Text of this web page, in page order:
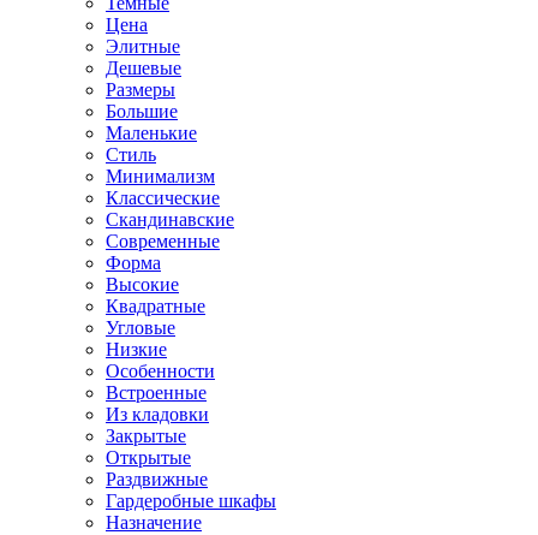
Цена
Элитные
Дешевые
Размеры
Большие
Маленькие
Стиль
Минимализм
Классические
Скандинавские
Современные
Форма
Высокие
Квадратные
Угловые
Низкие
Особенности
Встроенные
Из кладовки
Закрытые
Открытые
Раздвижные
Гардеробные шкафы
Назначение